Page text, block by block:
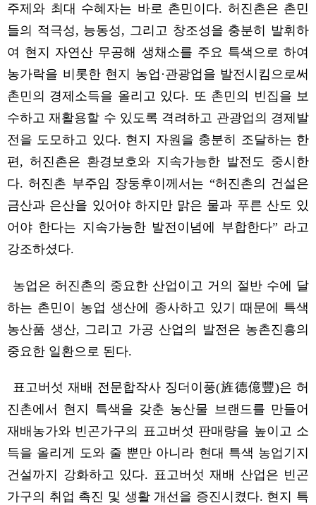
주제와 최대 수혜자는 바로 촌민이다. 허진촌은 촌민
들의 적극성, 능동성, 그리고 창조성을 충분히 발휘하
여 현지 자연산 무공해 생채소를 주요 특색으로 하여
농가락을 비롯한 현지 농업·관광업을 발전시킴으로써
촌민의 경제소득을 올리고 있다. 또 촌민의 빈집을 보
수하고 재활용할 수 있도록 격려하고 관광업의 경제발
전을 도모하고 있다. 현지 자원을 충분히 조달하는 한
편 , 허진촌은 환경보호와 지속가능한 발전도 중시한
다.허진촌 부주임 장둥후이께서는 “허진촌의 건설은
금산과 은산을 있어야 하지만 맑은 물과 푸른 산도 있
어야 한다는 지속가능한 발전이념에 부합한다” 라고
강조하셨다.
농업은 허진촌의 중요한 산업이고 거의 절반 수에 달
하는 촌민이 농업 생산에 종사하고 있기 때문에 특색
농산품 생산, 그리고 가공 산업 의 발전은 농촌진흥의
중요한 일환으로 된 다.
표고버섯 재배 전문합작사 징더이풍(旌德億豐)은 허
진촌에서 현지 특색을 갖춘 농산물 브랜드를 만들어
재배농가와 빈곤가구의 표고버섯 판매량을 높이고 소
득을 올리게 도와 줄 뿐만 아니라 현대 특색 농업기지
건설까지 강화하고 있다. 표고버섯 재배 산업은 빈곤
가구의 취업 촉진 및 생활 개선을 증진시켰다. 현지 특